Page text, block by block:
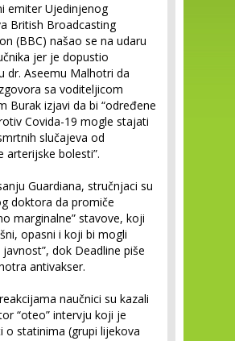
emiter Ujedinjenog
British Broadcasting
(BBC) našao se na udaru
jer je dopustio
dr. Aseemu Malhotri da
sa voditeljicom
Burak izjavi da bi “određene
Covida-19 mogle stajati
slučajeva od
arterijske bolesti”.
Guardiana, stručnjaci su
doktora da promiče
marginalne” stavove, koji
opasni i koji bi mogli
dok Deadline piše
antivakser.
naučnici su kazali
“oteo” intervju koji je
o statinima (grupi lijekova